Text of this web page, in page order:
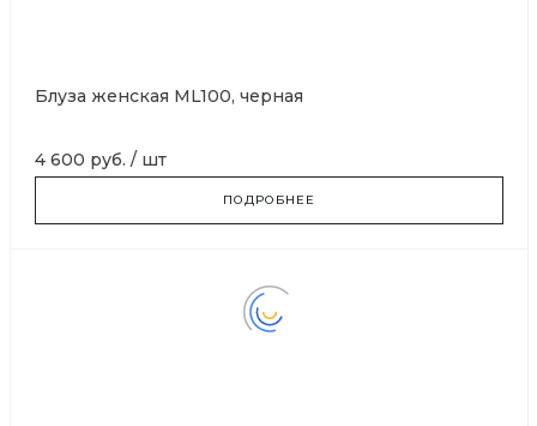
Блуза женская ML100, черная
4 600 руб. / шт
ПОДРОБНЕЕ